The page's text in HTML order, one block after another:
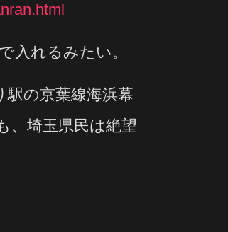
入れるみたい。
駅の京葉線海浜幕
、埼玉県民は絶望